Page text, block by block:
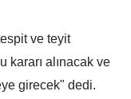
ve teyit
kararı alınacak ve
girecek" dedi.